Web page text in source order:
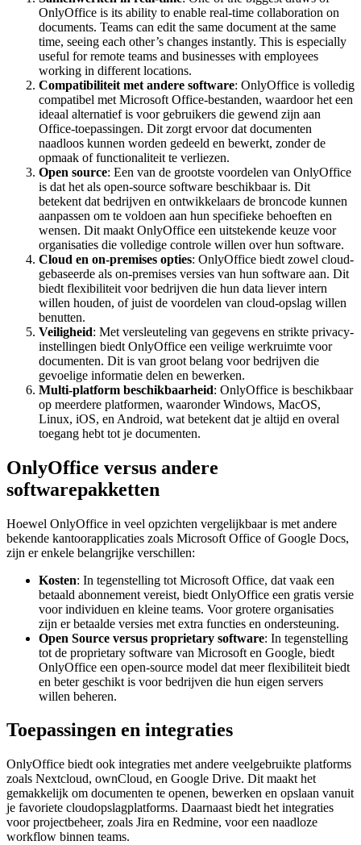
OnlyOffice is its ability to enable real-time collaboration on
documents. Teams can edit the same document at the same
time, seeing each other’s changes instantly. This is especially
useful for remote teams and businesses with employees
working in different locations.
Compatibiliteit met andere software: OnlyOffice is volledig
compatibel met Microsoft Office-bestanden, waardoor het een
ideaal alternatief is voor gebruikers die gewend zijn aan
Office-toepassingen. Dit zorgt ervoor dat documenten
naadloos kunnen worden gedeeld en bewerkt, zonder de
opmaak of functionaliteit te verliezen.
Open source: Een van de grootste voordelen van OnlyOffice
is dat het als open-source software beschikbaar is. Dit
betekent dat bedrijven en ontwikkelaars de broncode kunnen
aanpassen om te voldoen aan hun specifieke behoeften en
wensen. Dit maakt OnlyOffice een uitstekende keuze voor
organisaties die volledige controle willen over hun software.
Cloud en on-premises opties: OnlyOffice biedt zowel cloud-
gebaseerde als on-premises versies van hun software aan. Dit
biedt flexibiliteit voor bedrijven die hun data liever intern
willen houden, of juist de voordelen van cloud-opslag willen
benutten.
Veiligheid: Met versleuteling van gegevens en strikte privacy-
instellingen biedt OnlyOffice een veilige werkruimte voor
documenten. Dit is van groot belang voor bedrijven die
gevoelige informatie delen en bewerken.
Multi-platform beschikbaarheid: OnlyOffice is beschikbaar
op meerdere platformen, waaronder Windows, MacOS,
Linux, iOS, en Android, wat betekent dat je altijd en overal
toegang hebt tot je documenten.
OnlyOffice versus andere
softwarepakketten
Hoewel OnlyOffice in veel opzichten vergelijkbaar is met andere
bekende kantoorapplicaties zoals Microsoft Office of Google Docs,
zijn er enkele belangrijke verschillen:
Kosten: In tegenstelling tot Microsoft Office, dat vaak een
betaald abonnement vereist, biedt OnlyOffice een gratis versie
voor individuen en kleine teams. Voor grotere organisaties
zijn er betaalde versies met extra functies en ondersteuning.
Open Source versus proprietary software: In tegenstelling
tot de proprietary software van Microsoft en Google, biedt
OnlyOffice een open-source model dat meer flexibiliteit biedt
en beter geschikt is voor bedrijven die hun eigen servers
willen beheren.
Toepassingen en integraties
OnlyOffice biedt ook integraties met andere veelgebruikte platforms
zoals Nextcloud, ownCloud, en Google Drive. Dit maakt het
gemakkelijk om documenten te openen, bewerken en opslaan vanuit
je favoriete cloudopslagplatforms. Daarnaast biedt het integraties
voor projectbeheer, zoals Jira en Redmine, voor een naadloze
workflow binnen teams.